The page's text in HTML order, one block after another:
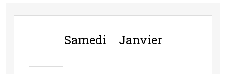
Samedi Janvier